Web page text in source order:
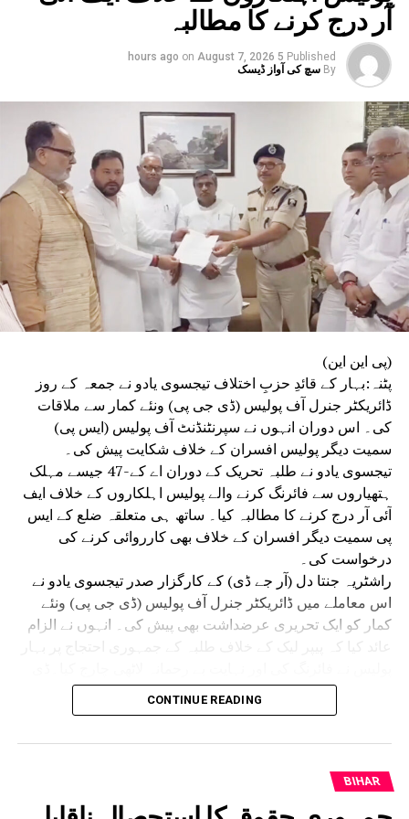
کتاب میں ہے ضلع مجسٹریٹ کو تھپڑ چلانے کا حق :
آچاریہ
آر درج کرنے کا مطالبہ
Published
5 hours ago
on August 7, 2026
By سچ کی آواز ڈیسک
(پی این این)
پٹنہ:بہار کے قائدِ حزبِ اختلاف تیجسوی یادو نے جمعہ کے روز
ڈائریکٹر جنرل آف پولیس (ڈی جی پی) ونئے کمار سے ملاقات
کی۔ اس دوران انہوں نے سپرنٹنڈنٹ آف پولیس (ایس پی)
سمیت دیگر پولیس افسران کے خلاف شکایت پیش کی۔
تیجسوی یادو نے طلبہ تحریک کے دوران اے کے-47 جیسے مہلک
ہتھیاروں سے فائرنگ کرنے والے پولیس اہلکاروں کے خلاف ایف
آئی آر درج کرنے کا مطالبہ کیا۔ ساتھ ہی متعلقہ ضلع کے ایس
پی سمیت دیگر افسران کے خلاف بھی کارروائی کرنے کی
درخواست کی۔
راشٹریہ جنتا دل (آر جے ڈی) کے کارگزار صدر تیجسوی یادو نے
اس معاملے میں ڈائریکٹر جنرل آف پولیس (ڈی جی پی) ونئے
کمار کو ایک تحریری عرضداشت بھی پیش کی۔ انہوں نے الزام
جی پی ونئے کمار سے ملاقات کے موقع پر تیجسوی یادو کے
ہمراہ آر جے ڈی کے سینئر رہنما عبدالباری صدیقی، منگنی لال
تیجسوی یادو نے خبردار کیا کہ اگر نامزد پولیس اہلکاروں کے
خلاف کوئی کارروائی نہیں کی گئی تو اپوزیشن پورے بہار میں
CONTINUE READING
BIHAR